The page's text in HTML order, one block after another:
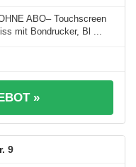
ABO– Touchscreen
mit Bondrucker, Bl ...
»
9